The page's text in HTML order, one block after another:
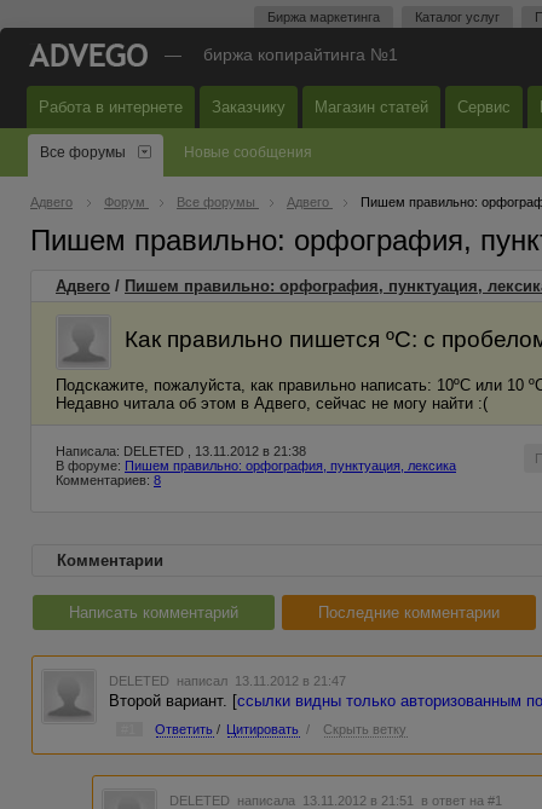
Биржа маркетинга Каталог услуг
— биржа копирайтинга №1
Работа в интернете Заказчику Магазин статей Сервис
Все форумы Новые сообщения
Адвего Форум Все форумы Адвего Пишем правильно:
Пишем правильно: орфография,
Адвего / Пишем правильно: орфография, пунктуация,
Как правильно пишется ºС: с
Подскажите, пожалуйста, как правильно написать: 10ºС или 10
Недавно читала об этом в Адвего, сейчас не могу найти :(
Написала: DELETED , 13.11.2012 в 21:38
В форуме: Пишем правильно: орфография, пунктуация, лексика
Комментариев: 8
Комментарии
Написать комментарий Последние комментарии
DELETED написал 13.11.2012 в 21:47
Второй вариант. [ссылки видны только авторизованным
Ответить / Цитировать / Скрыть ветку
DELETED написала 13.11.2012 в 21:51 в ответ на #1